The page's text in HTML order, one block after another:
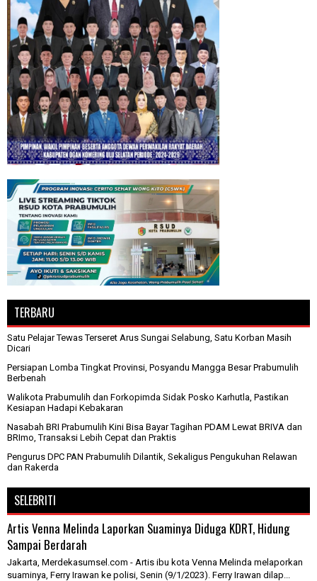
TERBARU
Satu Pelajar Tewas Terseret Arus Sungai Selabung, Satu Korban Masih
Dicari
Persiapan Lomba Tingkat Provinsi, Posyandu Mangga Besar Prabumulih
Berbenah
Walikota Prabumulih dan Forkopimda Sidak Posko Karhutla, Pastikan
Kesiapan Hadapi Kebakaran
Nasabah BRI Prabumulih Kini Bisa Bayar Tagihan PDAM Lewat BRIVA dan
BRImo, Transaksi Lebih Cepat dan Praktis
Pengurus DPC PAN Prabumulih Dilantik, Sekaligus Pengukuhan Relawan
dan Rakerda
SELEBRITI
Artis Venna Melinda Laporkan Suaminya Diduga KDRT, Hidung
Sampai Berdarah
Jakarta, Merdekasumsel.com - Artis ibu kota Venna Melinda melaporkan
suaminya, Ferry Irawan ke polisi, Senin (9/1/2023). Ferry Irawan dilap...